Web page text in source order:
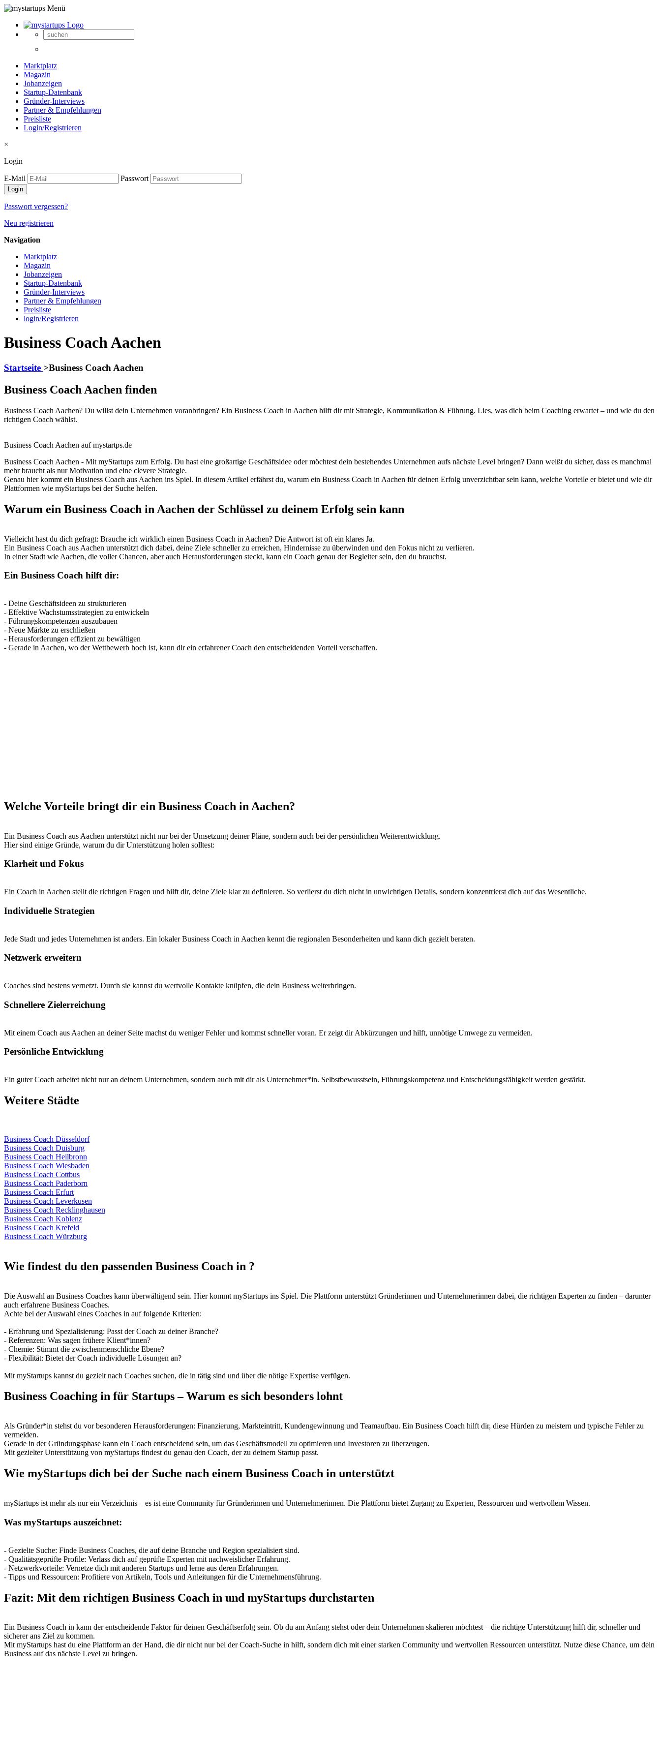
Marktplatz
Magazin
Jobanzeigen
Startup-Datenbank
Gründer-Interviews
Partner & Empfehlungen
Preisliste
Login/Registrieren
×
Login
E-Mail Passwort
Passwort vergessen?
Neu registrieren
Navigation
Marktplatz
Magazin
Jobanzeigen
Startup-Datenbank
Gründer-Interviews
Partner & Empfehlungen
Preisliste
login/Registrieren
Business Coach Aachen
Startseite >Business Coach Aachen
Business Coach Aachen finden
Business Coach Aachen? Du willst dein Unternehmen voranbringen? Ein Business Coach in Aachen hilft dir mit Strategie, Kommunikation & Führung. Lies, was dich beim Coaching erwartet – und wie du den
richtigen Coach wählst.
Business Coach Aachen auf mystartps.de
Business Coach Aachen - Mit myStartups zum Erfolg. Du hast eine großartige Geschäftsidee oder möchtest dein bestehendes Unternehmen aufs nächste Level bringen? Dann weißt du sicher, dass es manchmal
mehr braucht als nur Motivation und eine clevere Strategie.
Genau hier kommt ein Business Coach aus Aachen ins Spiel. In diesem Artikel erfährst du, warum ein Business Coach in Aachen für deinen Erfolg unverzichtbar sein kann, welche Vorteile er bietet und wie dir
Plattformen wie myStartups bei der Suche helfen.
Warum ein Business Coach in Aachen der Schlüssel zu deinem Erfolg sein kann
Vielleicht hast du dich gefragt: Brauche ich wirklich einen Business Coach in Aachen? Die Antwort ist oft ein klares Ja.
Ein Business Coach aus Aachen unterstützt dich dabei, deine Ziele schneller zu erreichen, Hindernisse zu überwinden und den Fokus nicht zu verlieren.
In einer Stadt wie Aachen, die voller Chancen, aber auch Herausforderungen steckt, kann ein Coach genau der Begleiter sein, den du brauchst.
Ein Business Coach hilft dir:
- Deine Geschäftsideen zu strukturieren
- Effektive Wachstumsstrategien zu entwickeln
- Führungskompetenzen auszubauen
- Neue Märkte zu erschließen
- Herausforderungen effizient zu bewältigen
- Gerade in Aachen, wo der Wettbewerb hoch ist, kann dir ein erfahrener Coach den entscheidenden Vorteil verschaffen.
Welche Vorteile bringt dir ein Business Coach in Aachen?
Ein Business Coach aus Aachen unterstützt nicht nur bei der Umsetzung deiner Pläne, sondern auch bei der persönlichen Weiterentwicklung.
Hier sind einige Gründe, warum du dir Unterstützung holen solltest:
Klarheit und Fokus
Ein Coach in Aachen stellt die richtigen Fragen und hilft dir, deine Ziele klar zu definieren. So verlierst du dich nicht in unwichtigen Details, sondern konzentrierst dich auf das Wesentliche.
Individuelle Strategien
Jede Stadt und jedes Unternehmen ist anders. Ein lokaler Business Coach in Aachen kennt die regionalen Besonderheiten und kann dich gezielt beraten.
Netzwerk erweitern
Coaches sind bestens vernetzt. Durch sie kannst du wertvolle Kontakte knüpfen, die dein Business weiterbringen.
Schnellere Zielerreichung
Mit einem Coach aus Aachen an deiner Seite machst du weniger Fehler und kommst schneller voran. Er zeigt dir Abkürzungen und hilft, unnötige Umwege zu vermeiden.
Persönliche Entwicklung
Ein guter Coach arbeitet nicht nur an deinem Unternehmen, sondern auch mit dir als Unternehmer*in. Selbstbewusstsein, Führungskompetenz und Entscheidungsfähigkeit werden gestärkt.
Weitere Städte
Business Coach Düsseldorf
Business Coach Duisburg
Business Coach Heilbronn
Business Coach Wiesbaden
Business Coach Cottbus
Business Coach Paderborn
Business Coach Erfurt
Business Coach Leverkusen
Business Coach Recklinghausen
Business Coach Koblenz
Business Coach Krefeld
Business Coach Würzburg
Wie findest du den passenden Business Coach in ?
Die Auswahl an Business Coaches kann überwältigend sein. Hier kommt myStartups ins Spiel. Die Plattform unterstützt Gründerinnen und Unternehmerinnen dabei, die richtigen Experten zu finden – darunter
auch erfahrene Business Coaches.
Achte bei der Auswahl eines Coaches in auf folgende Kriterien:
- Erfahrung und Spezialisierung: Passt der Coach zu deiner Branche?
- Referenzen: Was sagen frühere Klient*innen?
- Chemie: Stimmt die zwischenmenschliche Ebene?
- Flexibilität: Bietet der Coach individuelle Lösungen an?
Mit myStartups kannst du gezielt nach Coaches suchen, die in tätig sind und über die nötige Expertise verfügen.
Business Coaching in für Startups – Warum es sich besonders lohnt
Als Gründer*in stehst du vor besonderen Herausforderungen: Finanzierung, Markteintritt, Kundengewinnung und Teamaufbau. Ein Business Coach hilft dir, diese Hürden zu meistern und typische Fehler zu
vermeiden.
Gerade in der Gründungsphase kann ein Coach entscheidend sein, um das Geschäftsmodell zu optimieren und Investoren zu überzeugen.
Mit gezielter Unterstützung von myStartups findest du genau den Coach, der zu deinem Startup passt.
Wie myStartups dich bei der Suche nach einem Business Coach in unterstützt
myStartups ist mehr als nur ein Verzeichnis – es ist eine Community für Gründerinnen und Unternehmerinnen. Die Plattform bietet Zugang zu Experten, Ressourcen und wertvollem Wissen.
Was myStartups auszeichnet:
- Gezielte Suche: Finde Business Coaches, die auf deine Branche und Region spezialisiert sind.
- Qualitätsgeprüfte Profile: Verlass dich auf geprüfte Experten mit nachweislicher Erfahrung.
- Netzwerkvorteile: Vernetze dich mit anderen Startups und lerne aus deren Erfahrungen.
- Tipps und Ressourcen: Profitiere von Artikeln, Tools und Anleitungen für die Unternehmensführung.
Fazit: Mit dem richtigen Business Coach in und myStartups durchstarten
Ein Business Coach in kann der entscheidende Faktor für deinen Geschäftserfolg sein. Ob du am Anfang stehst oder dein Unternehmen skalieren möchtest – die richtige Unterstützung hilft dir, schneller und
sicherer ans Ziel zu kommen.
Mit myStartups hast du eine Plattform an der Hand, die dir nicht nur bei der Coach-Suche in hilft, sondern dich mit einer starken Community und wertvollen Ressourcen unterstützt. Nutze diese Chance, um dein
Business auf das nächste Level zu bringen.